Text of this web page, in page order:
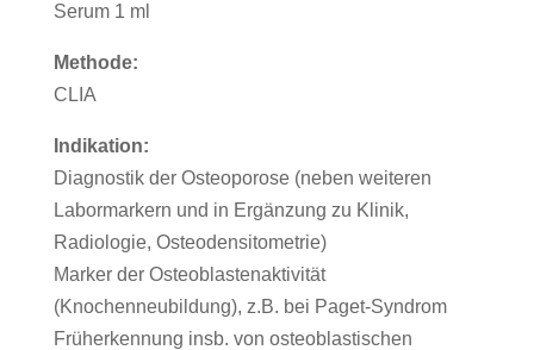
Serum 1 ml
Methode:
CLIA
Indikation:
Diagnostik der Osteoporose (neben weiteren
Labormarkern und in Ergänzung zu Klinik,
Radiologie, Osteodensitometrie)
Marker der Osteoblastenaktivität
(Knochenneubildung), z.B. bei Paget-Syndrom
Früherkennung insb. von osteoblastischen